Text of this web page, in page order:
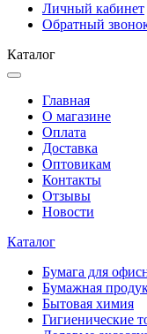
Личный кабинет
Обратный
Каталог
Главная
О магазине
Оплата
Доставка
Оптовикам
Контакты
Отзывы
Новости
Каталог
Бумага для
Бумажная
Бытовая химия
Гигиенические